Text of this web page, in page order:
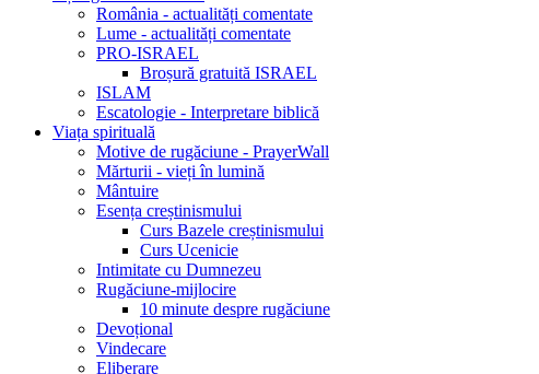
România - actualități comentate
Lume - actualități comentate
PRO-ISRAEL
Broșură gratuită ISRAEL
ISLAM
Escatologie - Interpretare biblică
Viața spirituală
Motive de rugăciune - PrayerWall
Mărturii - vieți în lumină
Mântuire
Esența creștinismului
Curs Bazele creștinismului
Curs Ucenicie
Intimitate cu Dumnezeu
Rugăciune-mijlocire
10 minute despre rugăciune
Devoțional
Vindecare
Eliberare